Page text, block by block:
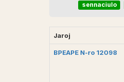
sennaciulo
Jaroj
BPEAPE N-ro 12098